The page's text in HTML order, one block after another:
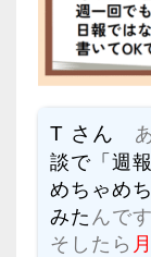
T さん
談で「週
めちゃめ
みた んです
そしたら